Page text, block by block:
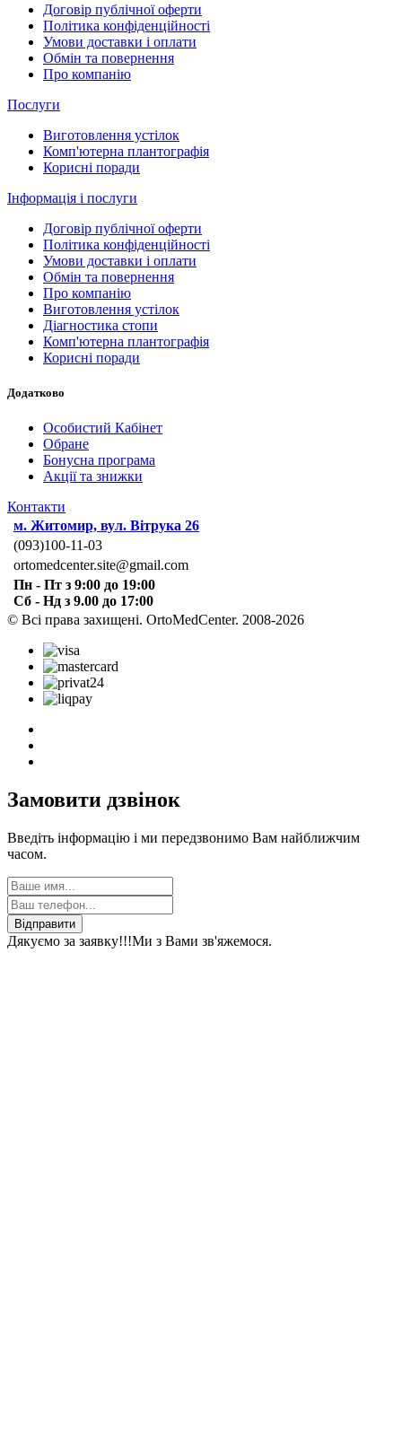
Договір публічної оферти
Політика конфіденційності
Умови доставки і оплати
Обмін та повернення
Про компанію
Послуги
Виготовлення устілок
Комп'ютерна плантографія
Корисні поради
Інформація і послуги
Договір публічної оферти
Політика конфіденційності
Умови доставки і оплати
Обмін та повернення
Про компанію
Виготовлення устілок
Діагностика стопи
Комп'ютерна плантографія
Корисні поради
Додатково
Особистий Кабінет
Обране
Бонусна програма
Акції та знижки
Контакти
м. Житомир, вул. Вітрука 26
(093)100-11-03
ortomedcenter.site@gmail.com
Пн - Пт з 9:00 до 19:00
Сб - Нд з 9.00 до 17:00
© Всі права захищені. OrtoMedCenter. 2008-2026
Замовити дзвінок
Введіть інформацію і ми передзвонимо Вам найближчим
часом.
Відправити
Дякуємо за заявку!!!Ми з Вами зв'яжемося.